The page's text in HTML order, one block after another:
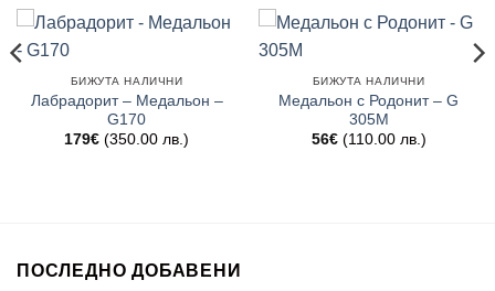
БИЖУТА НАЛИЧНИ
Лабрадорит – Медальон –
G170
179€ (350.00 лв.)
БИЖУТА НАЛИЧНИ
Медальон с Родонит – G
305M
56€ (110.00 лв.)
ПОСЛЕДНО ДОБАВЕНИ